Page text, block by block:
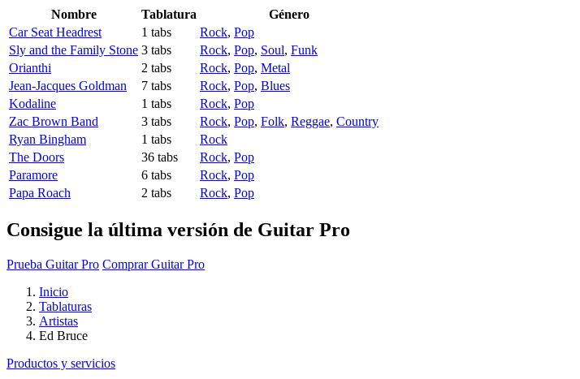
Nombre Tablatura
Género
Car Seat Headrest
1 tabs Rock, Pop
Sly and the Family Stone 3 tabs Rock, Pop, Soul, Funk
Orianthi
2 tabs Rock, Pop, Metal
Jean-Jacques Goldman
7 tabs Rock, Pop, Blues
Kodaline
1 tabs Rock, Pop
Zac Brown Band
3 tabs Rock, Pop, Folk, Reggae, Country
Ryan Bingham
1 tabs
Rock
The Doors
36 tabs Rock, Pop
Paramore
6 tabs Rock, Pop
Papa Roach
2 tabs Rock, Pop
Consigue la última versión de Guitar Pro
Prueba Guitar Pro Comprar Guitar Pro
Inicio
Tablaturas
Artistas
Ed Bruce
Productos y servicios